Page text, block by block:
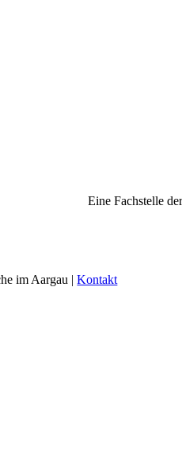
Eine Fachstelle der
im Aargau |Kontakt